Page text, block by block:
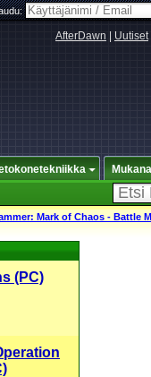
AfterDawn Uutiset|
Mark of Chaos - Battle
(PC)